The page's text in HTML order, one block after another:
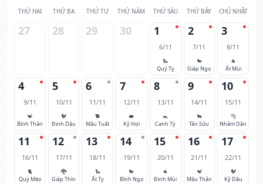
THỨ HAI THỨ BA THỨ TƯ THỨ NĂM THỨ SÁU THỨ BẢY CHỦ NHẬT
27 28 29 30 1
6/11
🐍
Quý Tỵ
2
7/11
🐎
Giáp Ngọ
3
8/11
🐐
Ất Mùi
4
9/11
🐒
Bính Thân
5
10/11
🐓
Đinh Dậu
6
11/11
🐕
Mậu Tuất
7
12/11
🐖
Kỷ Hợi
8
13/11
🐀
Canh Tý
9
14/11
🐂
Tân Sửu
10
15/11
🐅
Nhâm Dần
11
16/11
🐈
Quý Mão
12
17/11
🐉
Giáp Thìn
13
18/11
🐍
Ất Tỵ
14
19/11
🐎
Bính Ngọ
15
20/11
🐐
Đinh Mùi
16
21/11
🐒
Mậu Thân
17
22/11
🐓
Kỷ Dậu